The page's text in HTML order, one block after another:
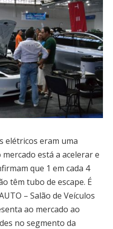
elétricos eram uma
está a acelerar e
que 1 em cada 4
têm tubo de escape. É
– Salão de Veículos
ao mercado ao
no segmento da